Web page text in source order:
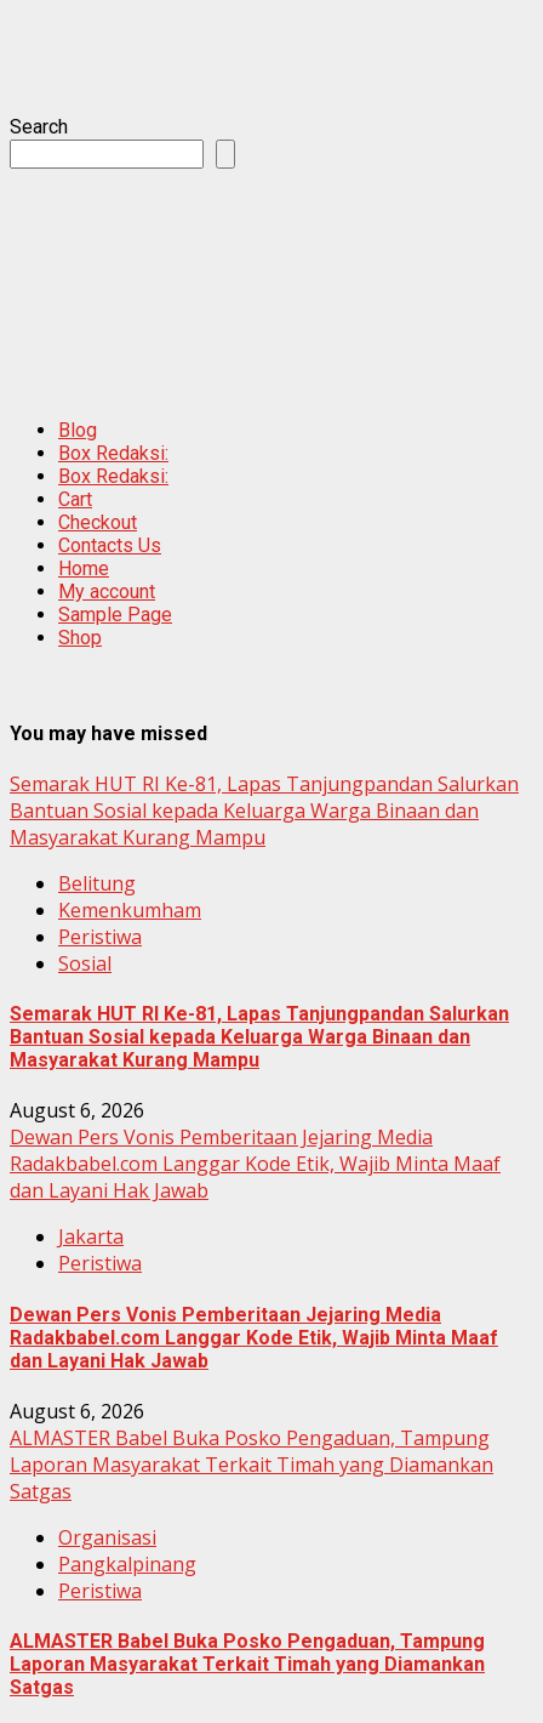
Search
Blog
Box Redaksi:
Box Redaksi:
Cart
Checkout
Contacts Us
Home
My account
Sample Page
Shop
You may have missed
Semarak HUT RI Ke-81, Lapas Tanjungpandan Salurkan
Bantuan Sosial kepada Keluarga Warga Binaan dan
Masyarakat Kurang Mampu
Belitung
Kemenkumham
Peristiwa
Sosial
Semarak HUT RI Ke-81, Lapas Tanjungpandan Salurkan
Bantuan Sosial kepada Keluarga Warga Binaan dan
Masyarakat Kurang Mampu
August 6, 2026
Dewan Pers Vonis Pemberitaan Jejaring Media
Radakbabel.com Langgar Kode Etik, Wajib Minta Maaf
dan Layani Hak Jawab
Jakarta
Peristiwa
Dewan Pers Vonis Pemberitaan Jejaring Media
Radakbabel.com Langgar Kode Etik, Wajib Minta Maaf
dan Layani Hak Jawab
August 6, 2026
ALMASTER Babel Buka Posko Pengaduan, Tampung
Laporan Masyarakat Terkait Timah yang Diamankan
Satgas
Organisasi
Pangkalpinang
Peristiwa
ALMASTER Babel Buka Posko Pengaduan, Tampung
Laporan Masyarakat Terkait Timah yang Diamankan
Satgas